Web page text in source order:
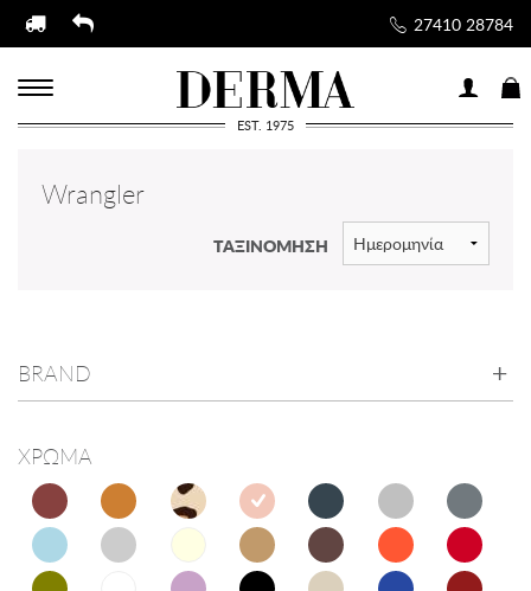
27410 28784
EST. 1975
Wrangler
ΤΑΞΙΝΟΜΗΣΗ
BRAND
ΧΡΩΜΑ